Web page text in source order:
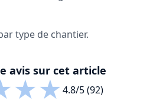
type de chantier.
avis sur cet article
★★4.8/5 (92)